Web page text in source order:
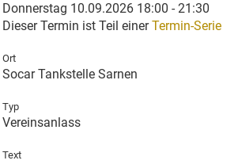
Donnerstag 10.09.2026 18:00 - 21:30
Dieser Termin ist Teil einerTermin-Serie
Ort
Socar Tankstelle Sarnen
Typ
Vereinsanlass
Text